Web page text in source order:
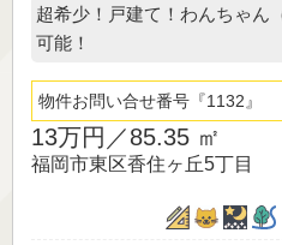
超希少！戸建て！わんちゃん
可能！
物件お問い合せ番号 1132
13万円／85.35 ㎡
福岡市東区香住ヶ丘5丁目